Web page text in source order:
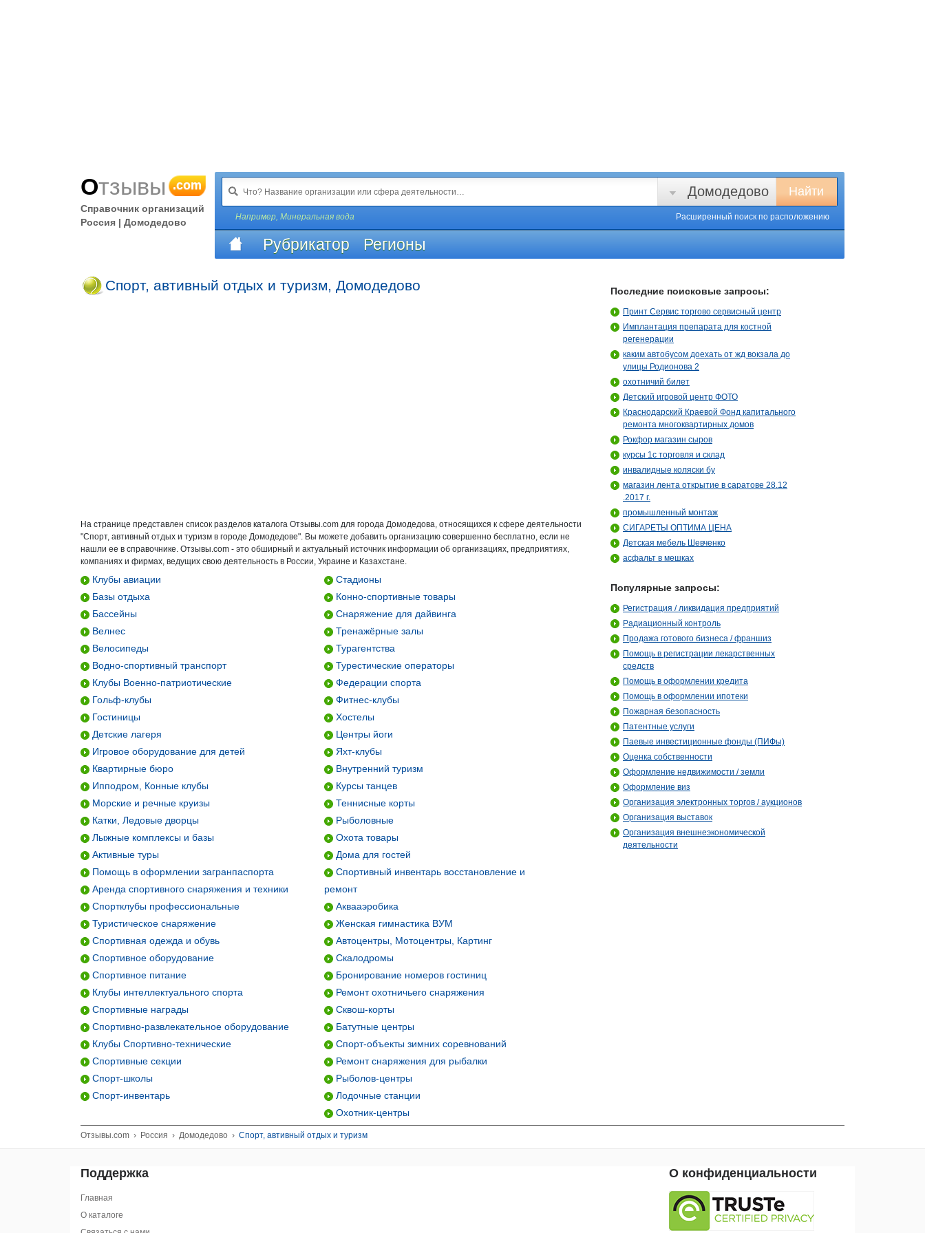
Отзывы .com
Справочник организаций
Россия | Домодедово
Найти
Домодедово
Например, Минеральная вода Расширенный поиск по расположению
Рубрикатор Регионы
Спорт, автивный отдых и туризм, Домодедово
На странице представлен список разделов каталога Отзывы.com для города Домодедова, относящихся к сфере деятельности
"Спорт, автивный отдых и туризм в городе Домодедове". Вы можете добавить организацию совершенно бесплатно, если не
нашли ее в справочнике. Отзывы.com - это обширный и актуальный источник информации об организациях, предприятиях,
компаниях и фирмах, ведущих свою деятельность в России, Украине и Казахстане.
Клубы авиации
Базы отдыха
Бассейны
Велнес
Велосипеды
Водно-спортивный транспорт
Клубы Военно-патриотические
Гольф-клубы
Гостиницы
Детские лагеря
Игровое оборудование для детей
Квартирные бюро
Ипподром, Конные клубы
Морские и речные круизы
Катки, Ледовые дворцы
Лыжные комплексы и базы
Активные туры
Помощь в оформлении загранпаспорта
Аренда спортивного снаряжения и техники
Спортклубы профессиональные
Туристическое снаряжение
Спортивная одежда и обувь
Спортивное оборудование
Спортивное питание
Клубы интеллектуального спорта
Спортивные награды
Спортивно-развлекательное оборудование
Клубы Спортивно-технические
Спортивные секции
Спорт-школы
Спорт-инвентарь
Стадионы
Конно-спортивные товары
Снаряжение для дайвинга
Тренажёрные залы
Турагентства
Турестические операторы
Федерации спорта
Фитнес-клубы
Хостелы
Центры йоги
Яхт-клубы
Внутренний туризм
Курсы танцев
Теннисные корты
Рыболовные
Охота товары
Дома для гостей
Спортивный инвентарь восстановление и
ремонт
Аквааэробика
Женская гимнастика ВУМ
Автоцентры, Мотоцентры, Картинг
Скалодромы
Бронирование номеров гостиниц
Ремонт охотничьего снаряжения
Сквош-корты
Батутные центры
Спорт-объекты зимних соревнований
Ремонт снаряжения для рыбалки
Рыболов-центры
Лодочные станции
Охотник-центры
Последние поисковые запросы:
Принт Сервис торгово сервисный центр
Имплантация препарата для костной
регенерации
каким автобусом доехать от жд вокзала до
улицы Родионова 2
охотничий билет
Детский игровой центр ФОТО
Краснодарский Краевой Фонд капитального
ремонта многоквартирных домов
Рокфор магазин сыров
курсы 1с торговля и склад
инвалидные коляски бу
магазин лента открытие в саратове 28.12
.2017 г.
промышленный монтаж
СИГАРЕТЫ ОПТИМА ЦЕНА
Детская мебель Шевченко
асфальт в мешках
Популярные запросы:
Регистрация / ликвидация предприятий
Радиационный контроль
Продажа готового бизнеса / франшиз
Помощь в регистрации лекарственных
средств
Помощь в оформлении кредита
Помощь в оформлении ипотеки
Пожарная безопасность
Патентные услуги
Паевые инвестиционные фонды (ПИФы)
Оценка собственности
Оформление недвижимости / земли
Оформление виз
Организация электронных торгов / аукционов
Организация выставок
Организация внешнеэкономической
деятельности
Отзывы.com › Россия › Домодедово › Спорт, автивный отдых и туризм
Поддержка
Главная
О каталоге
О конфиденциальности